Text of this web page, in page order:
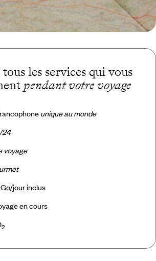
les services qui vous
pendant votre voyage
unique au monde
24
voyage
jour inclus
en cours
2